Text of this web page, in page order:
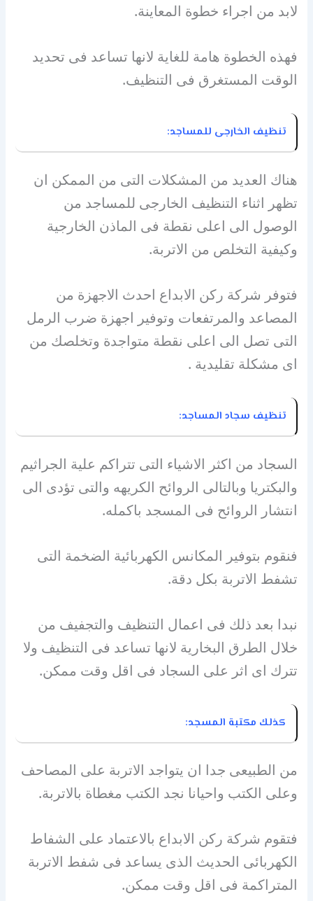
لابد من اجراء خطوة المعاينة.
فهذه الخطوة هامة للغاية لانها تساعد فى تحديد
الوقت المستغرق فى التنظيف.
تنظيف الخارجى للمساجد:
هناك العديد من المشكلات التى من الممكن ان
تظهر اثناء التنظيف الخارجى للمساجد من
الوصول الى اعلى نقطة فى الماذن الخارجية
وكيفية التخلص من الاتربة.
فتوفر شركة ركن الابداع احدث الاجهزة من
المصاعد والمرتفعات وتوفير اجهزة ضرب الرمل
التى تصل الى اعلى نقطة متواجدة وتخلصك من
اى مشكلة تقليدية .
تنظيف سجاد المساجد:
السجاد من اكثر الاشياء التى تتراكم علية الجراثيم
والبكتريا وبالتالى الروائح الكريهه والتى تؤدى الى
انتشار الروائح فى المسجد باكمله.
فنقوم بتوفير المكانس الكهربائية الضخمة التى
تشفط الاتربة بكل دقة.
نبدا بعد ذلك فى اعمال التنظيف والتجفيف من
خلال الطرق البخارية لانها تساعد فى التنظيف ولا
تترك اى اثر على السجاد فى اقل وقت ممكن.
كذلك مكتبة المسجد:
من الطبيعى جدا ان يتواجد الاتربة على المصاحف
وعلى الكتب واحيانا نجد الكتب مغطاة بالاتربة.
فتقوم شركة ركن الابداع بالاعتماد على الشفاط
الكهربائى الحديث الذى يساعد فى شفط الاتربة
المتراكمة فى اقل وقت ممكن.